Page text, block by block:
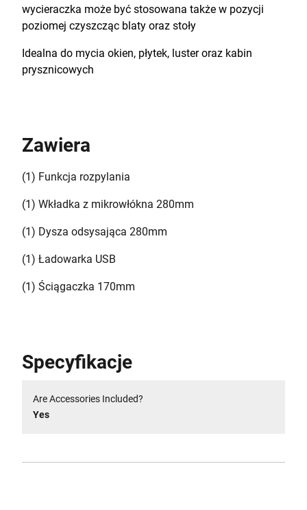
wycieraczka może być stosowana także w pozycji
poziomej czyszcząc blaty oraz stoły
Idealna do mycia okien, płytek, luster oraz kabin
prysznicowych
Zawiera
(1) Funkcja rozpylania
(1) Wkładka z mikrowłókna 280mm
(1) Dysza odsysająca 280mm
(1) Ładowarka USB
(1) Ściągaczka 170mm
Specyfikacje
Are Accessories Included?
Yes